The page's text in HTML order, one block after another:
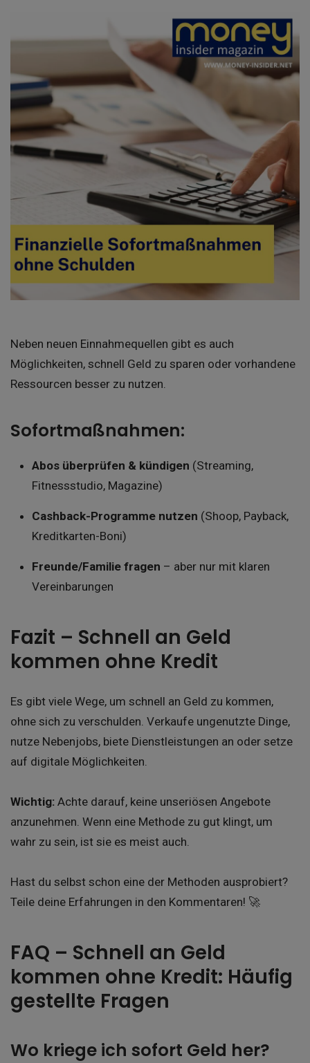
Neben neuen Einnahmequellen gibt es auch
Möglichkeiten, schnell Geld zu sparen oder vorhandene
Ressourcen besser zu nutzen.
Sofortmaßnahmen:
Abos überprüfen & kündigen (Streaming,
Fitnessstudio, Magazine)
Cashback-Programme nutzen (Shoop, Payback,
Kreditkarten-Boni)
Freunde/Familie fragen – aber nur mit klaren
Vereinbarungen
Fazit – Schnell an Geld
kommen ohne Kredit
Es gibt viele Wege, um schnell an Geld zu kommen,
ohne sich zu verschulden. Verkaufe ungenutzte Dinge,
nutze Nebenjobs, biete Dienstleistungen an oder setze
auf digitale Möglichkeiten.
Wichtig: Achte darauf, keine unseriösen Angebote
anzunehmen. Wenn eine Methode zu gut klingt, um
wahr zu sein, ist sie es meist auch.
Hast du selbst schon eine der Methoden ausprobiert?
Teile deine Erfahrungen in den Kommentaren! 🚀
FAQ – Schnell an Geld
kommen ohne Kredit: Häufig
gestellte Fragen
Wo kriege ich sofort Geld her?